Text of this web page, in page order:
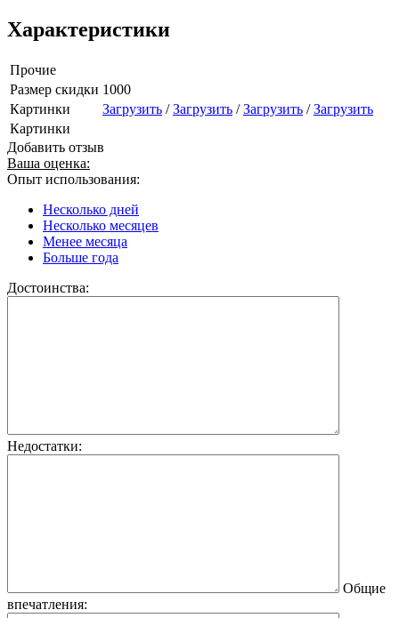
Характеристики
Прочие
Размер скидки 1000
Картинки
Загрузить /Загрузить /Загрузить /Загрузить
Картинки
Добавить отзыв
Ваша оценка:
Опыт использования:
Несколько дней
Несколько месяцев
Менее месяца
Больше года
Достоинства:
Недостатки:
Общие
впечатления: